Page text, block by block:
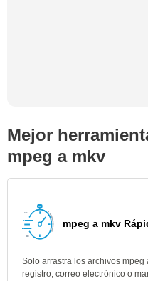
Mejor
mpeg a mkv
mpeg a mkv
Solo arrastra los archivos
registro, correo electrónico o